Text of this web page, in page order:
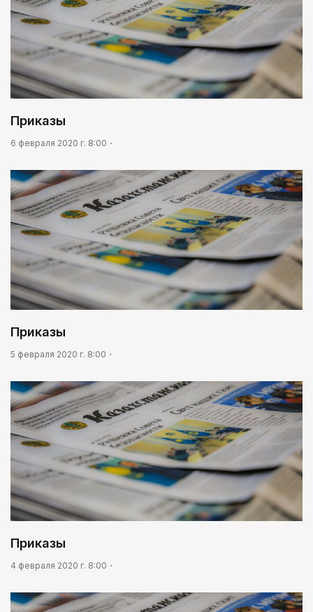
Приказы
6 февраля 2020 г. 8:00
Приказы
5 февраля 2020 г. 8:00
Приказы
4 февраля 2020 г. 8:00